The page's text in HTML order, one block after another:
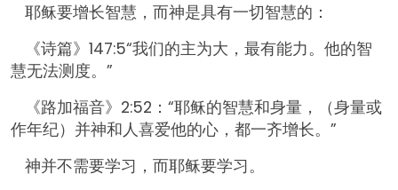
耶稣要增长智慧，而神是具有一切智慧的：
《诗篇》147:5“我们的主为大，最有能力。他的智
慧无法测度。”
《路加福音》2:52：“耶稣的智慧和身量，（身量或
作年纪）并神和人喜爱他的心，都一齐增长。”
神并不需要学习，而耶稣要学习。